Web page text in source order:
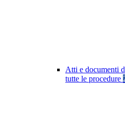
Atti e documenti
tutte le procedure